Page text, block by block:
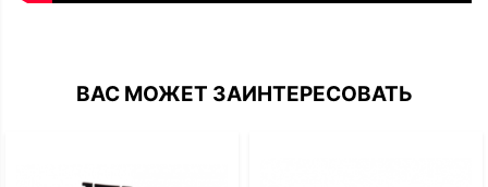
ВАС МОЖЕТ ЗАИНТЕРЕСОВАТЬ